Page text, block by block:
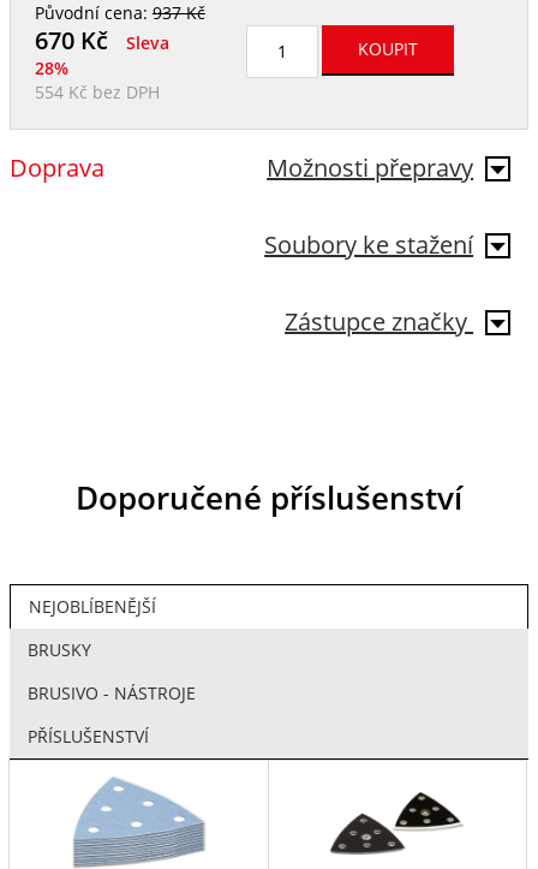
Původní cena:937 Kč
670Kč
Sleva
28%
554 Kč bez DPH
Možnosti přepravy
Doprava
Soubory ke stažení
Zástupce značky
Doporučené příslušenství
NEJOBLÍBENĚJŠÍ
BRUSKY
BRUSIVO - NÁSTROJE
PŘÍSLUŠENSTVÍ